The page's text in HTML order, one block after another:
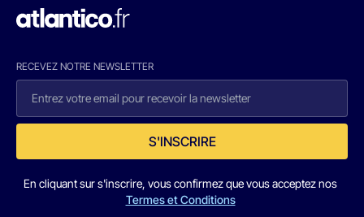
RECEVEZ NOTRE NEWSLETTER
S'INSCRIRE
En cliquant sur s'inscrire, vous confirmez que vous acceptez nos
Termes et Conditions